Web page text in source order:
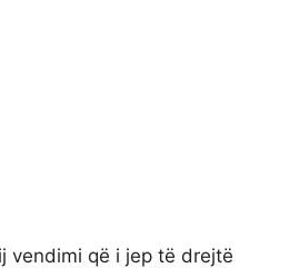
vendimi që i jep të drejtë